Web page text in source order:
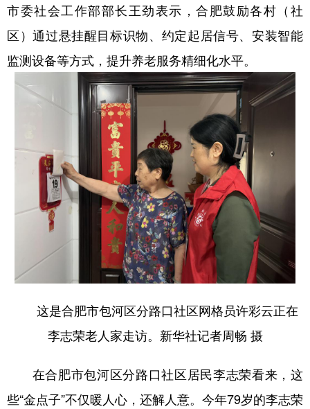
市委社会工作部部长王劲表示，合肥鼓励各村（社
区）通过悬挂醒目标识物、约定起居信号、安装智能
监测设备等方式，提升养老服务精细化水平。
这是合肥市包河区分路口社区网格员许彩云正在
李志荣老人家走访。新华社记者周畅 摄
在合肥市包河区分路口社区居民李志荣看来，这
些“金点子”不仅暖人心，还解人意。今年79岁的李志荣